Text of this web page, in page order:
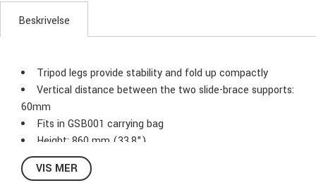
Beskrivelse
Tripod legs provide stability and fold up compactly
Vertical distance between the two slide-brace supports:
60mm
Fits in GSB001 carrying bag
Height: 860 mm (33.8")
Weight: 1.6 kg (3.5 lbs)
Load capacity: 5 kg (11 lbs)
VIS MER